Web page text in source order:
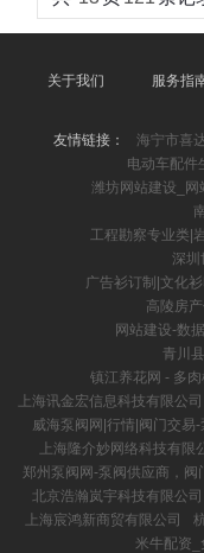
关于我们 服务指
友情链接：
海宁市喜
电动车配件
潍坊网站建设_
工程勘察专业类|
深圳
广告衫订制|文化
高陵房
网站建设-数
青川
镇江养花网 - 多
上海讯金宏信息科技有限公司
威海泵阀网|行情|阀门交易
上海隆介妙网络科技有限
郑州泵阀网-泵阀供应商，阀
北京浩瀚岚宇科技有限公司
上海宸鸿新商贸有限公司
米牛配资